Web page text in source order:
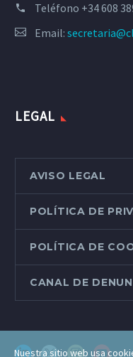
Teléfono +34 608
Email:
LEGAL
AVISO LEGAL
POLÍTICA DE
POLÍTICA DE
CANAL DE
Nuestra sitio web usa